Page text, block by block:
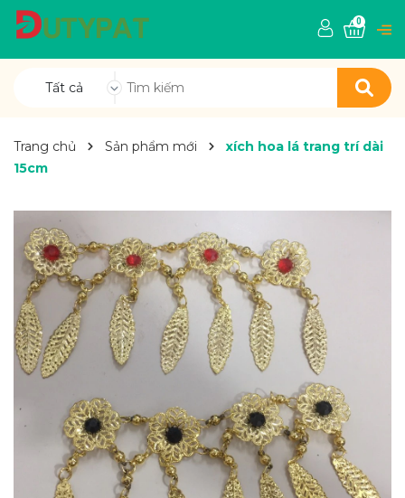
Tất cả
0
Trang chủ Sản phẩm mới
xích hoa lá trang trí dài
15cm